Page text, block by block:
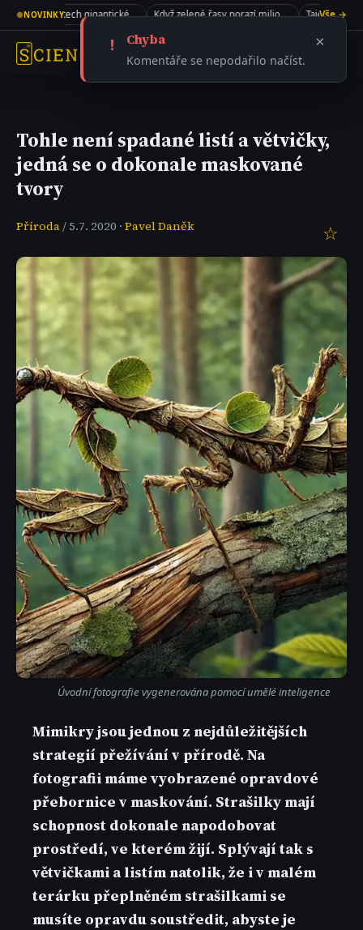
●NOVINKY Kolagen v kostech gigantického sauropoda Když zelené řasy porazí miliony dolarů Vše →
Tohle není spadané listí a větvičky,
jedná se o dokonale maskované
tvory
Příroda/ 5.7. 2020 · Pavel Daněk ☆
Úvodní fotografie vygenerována pomocí umělé inteligence
Mimikry jsou jednou z nejdůležitějších
strategií přežívání v přírodě. Na
fotografii máme vyobrazené opravdové
přebornice v maskování. Strašilky mají
schopnost dokonale napodobovat
prostředí, ve kterém žijí. Splývají tak s
větvičkami a listím natolik, že i v malém
terárku přeplněném strašilkami se
musíte opravdu soustředit, abyste je
! Chyba
Komentáře se nepodařilo načíst.
×